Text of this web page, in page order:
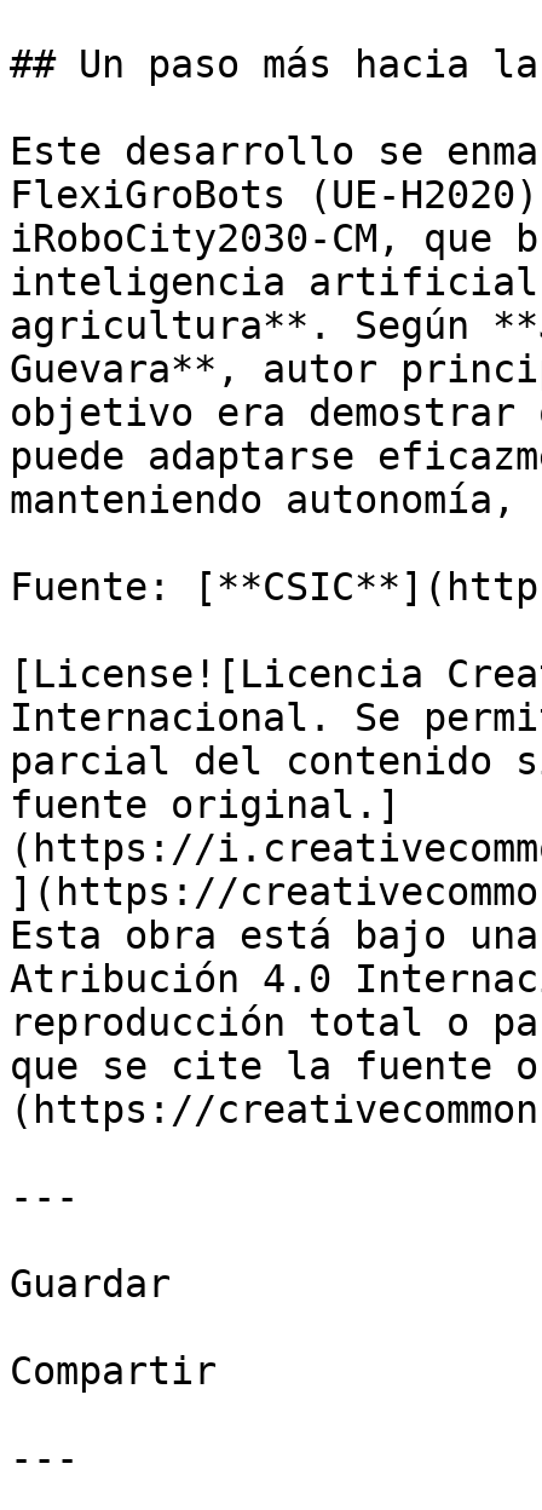
## Un paso más hacia
Este desarrollo se
FlexiGroBots (UE-
iRoboCity2030-CM, que
inteligencia artificial
agricultura**. Según
Guevara**, autor
objetivo era demostrar
puede adaptarse
manteniendo
Fuente:
[License![Licencia
Internacional. Se
parcial del contenido
fuente original.]
(https://
](https://
Esta obra está bajo
Atribución 4.0
reproducción total o
que se cite la fuente
(https://
---
Guardar
Compartir
---